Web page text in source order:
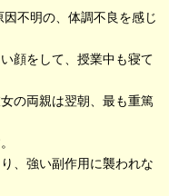
不明の、体調不良を感じ
顔をして、授業中も寝て
の両親は翌朝、最も重篤
、強い副作用に襲われな